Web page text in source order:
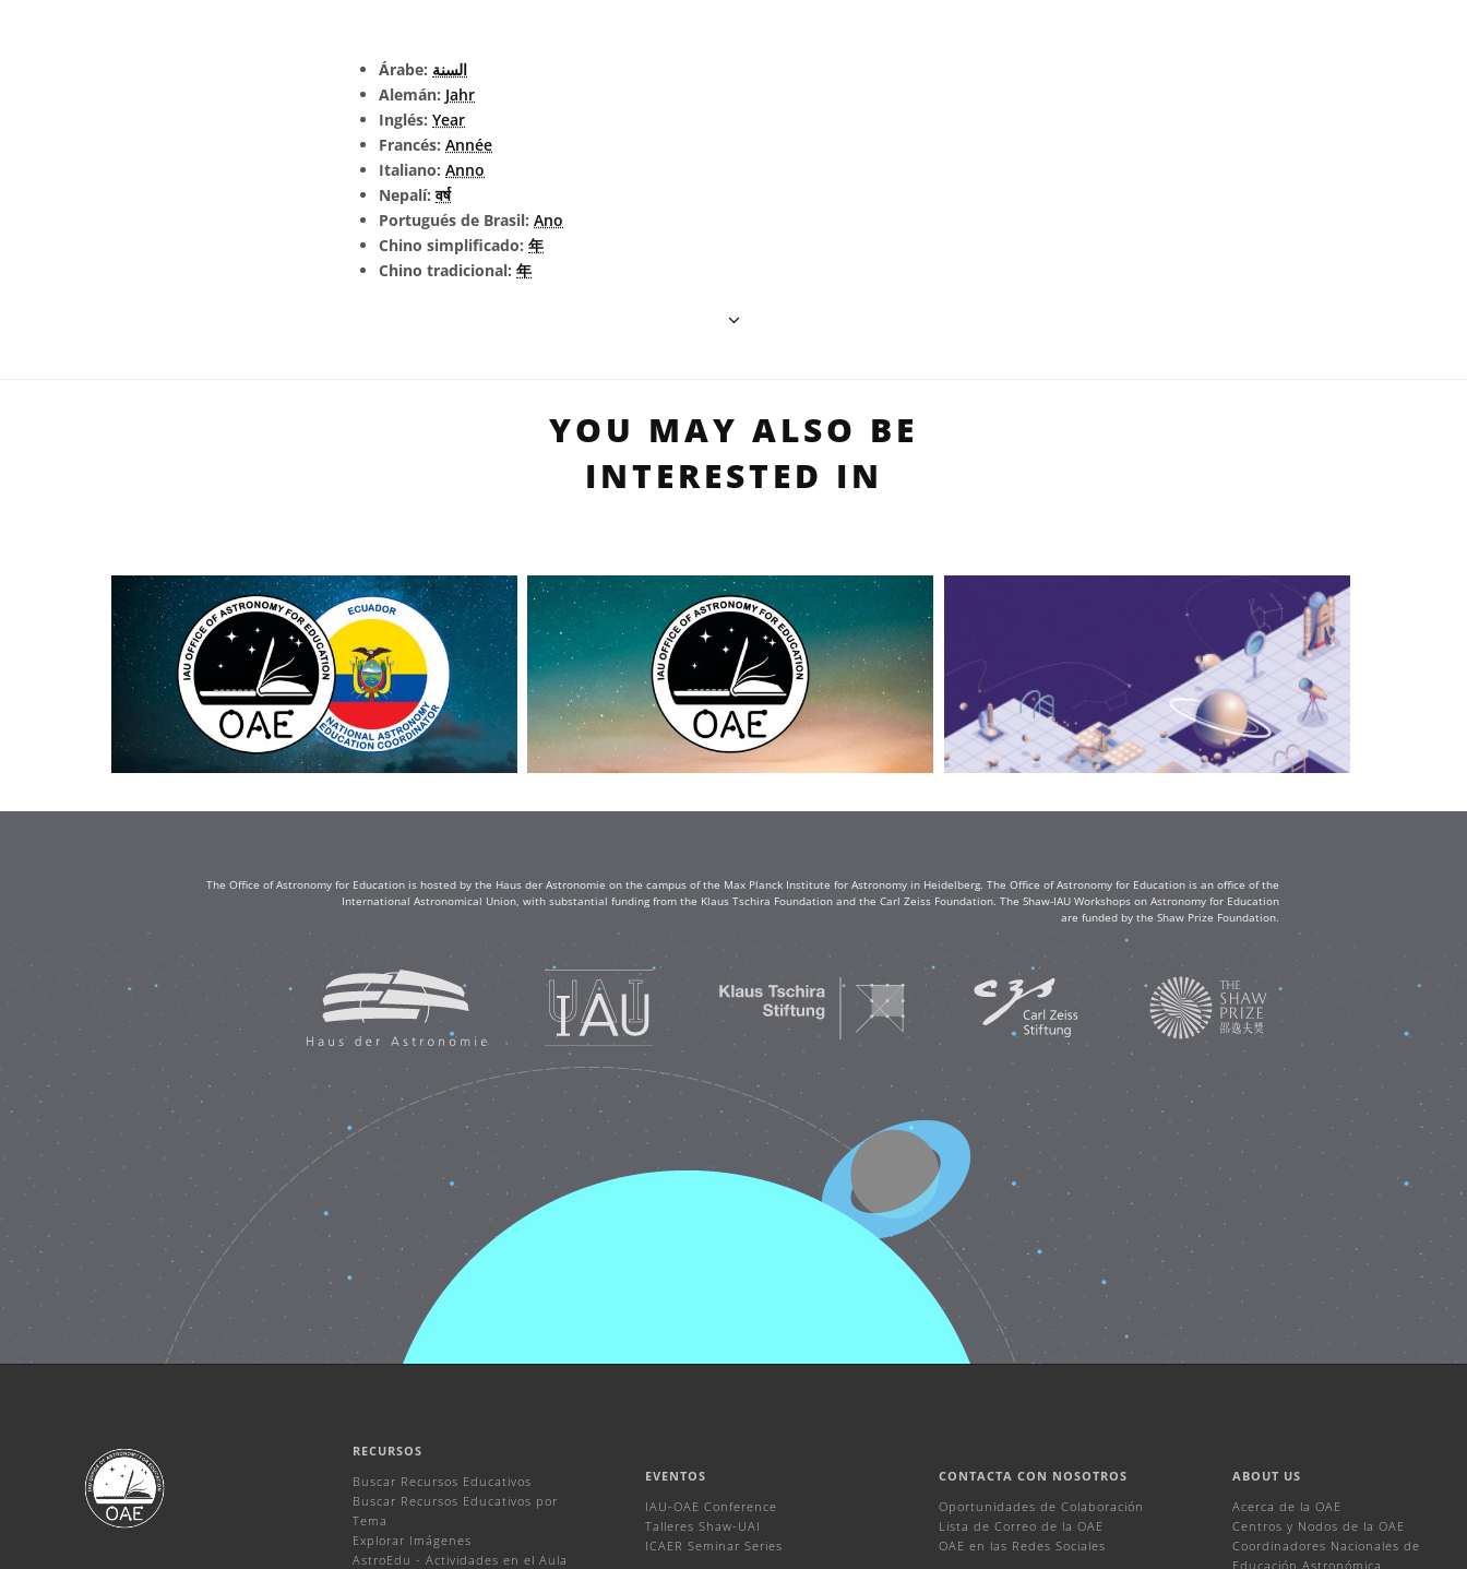
Árabe: السنة
Alemán: Jahr
Inglés: Year
Francés: Année
Italiano: Anno
Nepalí:वर्ष
Portugués de Brasil: Ano
Chino simplificado: 年
Chino tradicional: 年
YOU MAY ALSO BE
INTERESTED IN
The Office of Astronomy for Education is hosted by the Haus der Astronomie on the campus of the Max Planck Institute for Astronomy in Heidelberg. The Office of Astronomy for Education is an office of the
International Astronomical Union, with substantial funding from the Klaus Tschira Foundation and the Carl Zeiss Foundation. The Shaw-IAU Workshops on Astronomy for Education
are funded by the Shaw Prize Foundation.
RECURSOS
Buscar Recursos Educativos
Buscar Recursos Educativos por
Tema
Explorar Imágenes
AstroEdu - Actividades en el Aula
EVENTOS
IAU-OAE Conference
Talleres Shaw-UAI
ICAER Seminar Series
CONTACTA CON NOSOTROS
Oportunidades de Colaboración
Lista de Correo de la OAE
OAE en las Redes Sociales
ABOUT US
Acerca de la OAE
Centros y Nodos de la OAE
Coordinadores Nacionales de
Educación Astronómica